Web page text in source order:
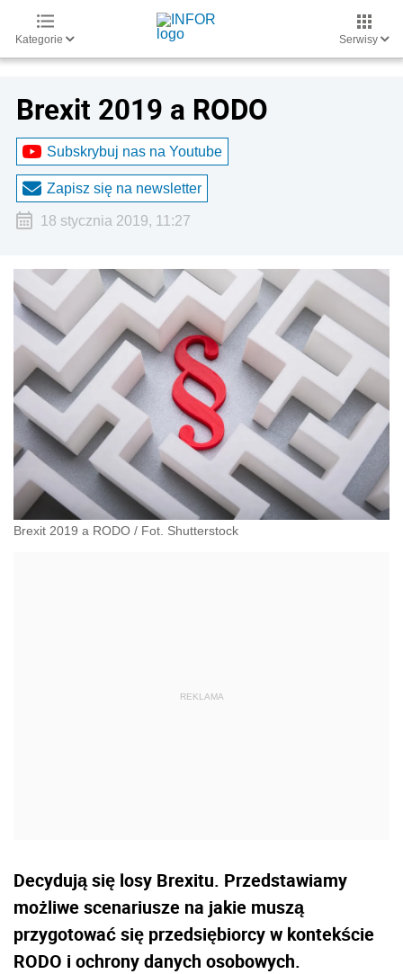
Kategorie Serwisy
Brexit 2019 a RODO
Subskrybuj nas na Youtube
Zapisz się na newsletter
18 stycznia 2019, 11:27
Brexit 2019 a RODO / Fot. Shutterstock
Decydują się losy Brexitu. Przedstawiamy
możliwe scenariusze na jakie muszą
przygotować się przedsiębiorcy w kontekście
RODO i ochrony danych osobowych.